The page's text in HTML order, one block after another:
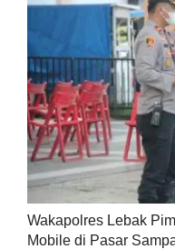
Wakapolres Lebak
Mobile di Pasar